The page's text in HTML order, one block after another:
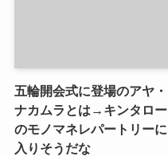
五輪開会式に登場のアヤ・
ナカムラとは→キンタロー
のモノマネレパートリーに
入りそうだな